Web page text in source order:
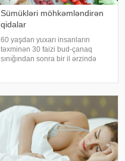
Sümükləri möhkəmləndirən
qidalar
60 yaşdan yuxarı insanların
təxminən 30 faizi bud-çanaq
sınığından sonra bir il ərzində
riskini azaltmaq üçün kalsium, D
vitamini, zülal